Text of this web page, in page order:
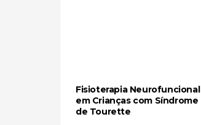
Fisioterapia Neurofuncional
em Crianças com Síndrome
de Tourette